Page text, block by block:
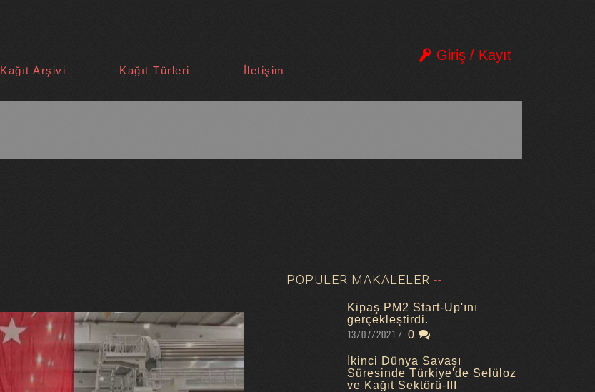
Giriş / Kayıt
Kağıt Arşivi Kağıt Türleri İletişim
POPÜLER MAKALELER
Kipaş PM2 Start-Up'ını
gerçekleştirdi.
13/07/2021
0
İkinci Dünya Savaşı
Süresinde Türkiye'de Selüloz
ve Kağıt Sektörü-III